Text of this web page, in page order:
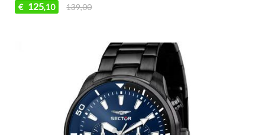
€ 125,10 139,00